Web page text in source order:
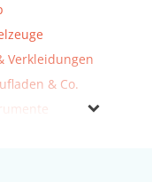
Verkleidungen
& Co.